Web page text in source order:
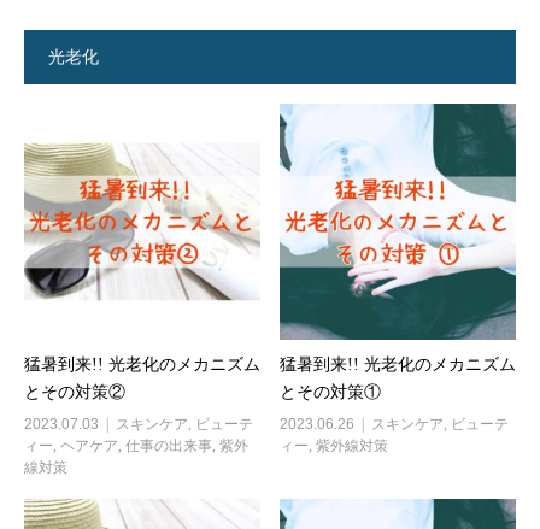
光老化
猛暑到来!! 光老化のメカニズム
とその対策②
2023.07.03 スキンケア, ビューテ
ィー, ヘアケア, 仕事の出来事, 紫外
線対策
猛暑到来!! 光老化のメカニズム
とその対策①
2023.06.26 スキンケア, ビューテ
ィー, 紫外線対策